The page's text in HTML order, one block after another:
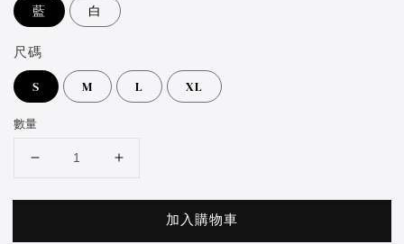
藍 白
尺碼
S M L XL
數量
加入購物車